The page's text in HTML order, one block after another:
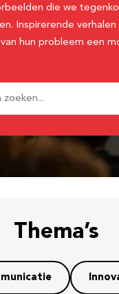
die we
Inspirerende verhalen
hun probleem een
Thema’s